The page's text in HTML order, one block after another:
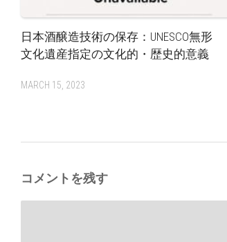
日本酒醸造技術の保存：UNESCO無形
文化遺産指定の文化的・歴史的意義
MARCH 15, 2023
コメントを残す